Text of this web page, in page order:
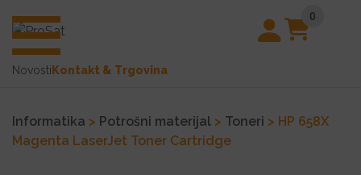
0
Novosti Kontakt & Trgovina
Informatika > Potrošni materijal > Toneri > HP 658X
Magenta LaserJet Toner Cartridge